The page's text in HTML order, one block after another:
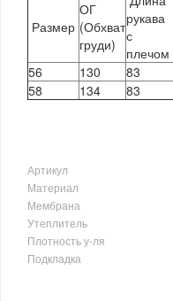
Размер
ОГ
(Обхват
груди)
рукава
с
плечом
56
130 83
58
134 83
Артикул
Материал
Мембрана
Утеплитель
Плотность у-ля
Подкладка